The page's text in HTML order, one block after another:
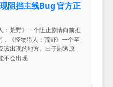
阻挡主线Bug 官方正
：荒野》一个阻止剧情向前推
《怪物猎人：荒野》一个至
该出现的地方。出于剧透原
不会出现